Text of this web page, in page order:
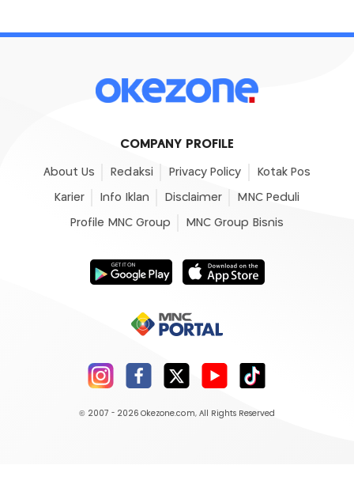
COMPANY PROFILE
About Us Redaksi Privacy Policy Kotak Pos
Karier Info Iklan Disclaimer MNC Peduli
Profile MNC Group MNC Group Bisnis
© 2007 - 2026 Okezone.com, All Rights Reserved